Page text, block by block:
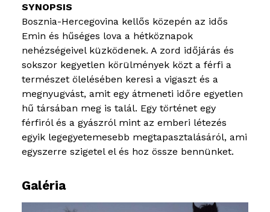
Bosznia-Hercegovina kellős közepén az idős
Emin és hűséges lova a hétköznapok
nehézségeivel küzködenek. A zord időjárás és
sokszor kegyetlen körülmények közt a férfi a
természet ölelésében keresi a vigaszt és a
megnyugvást, amit egy átmeneti időre egyetlen
hű társában meg is talál. Egy történet egy
férfiról és a gyászról mint az emberi létezés
egyik legegyetemesebb megtapasztalásáról, ami
egyszerre szigetel el és hoz össze bennünket.
Galéria